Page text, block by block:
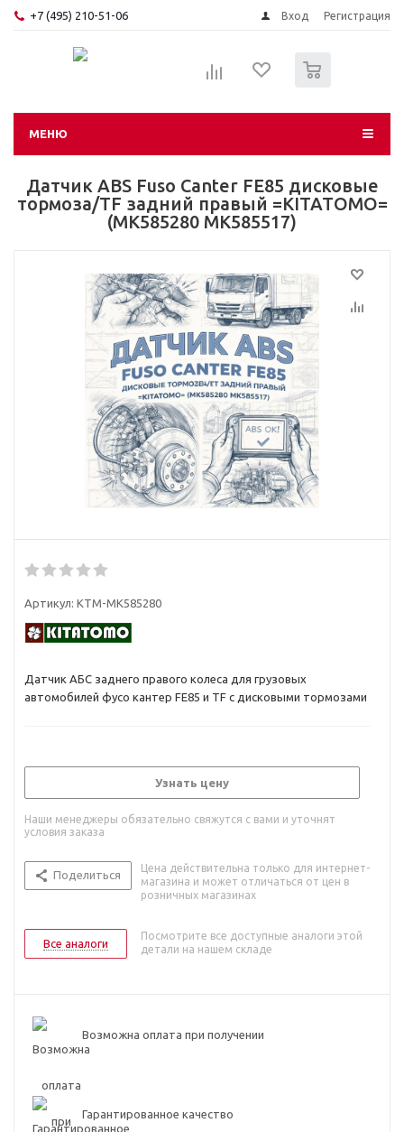
+7 (495) 210-51-06 Вход Регистрация
МЕНЮ
Датчик ABS Fuso Canter FE85 дисковые
тормоза/TF задний правый =KITATOMO=
(MK585280 MK585517)
Артикул: KTM-MK585280
Датчик АБС заднего правого колеса для грузовых
автомобилей фусо кантер FE85 и TF с дисковыми тормозами
Узнать цену
Наши менеджеры обязательно свяжутся с вами и уточнят
условия заказа
Поделиться
Цена действительна только для интернет-
магазина и может отличаться от цен в
розничных магазинах
Все аналоги
Посмотрите все доступные аналоги этой
детали на нашем складе
Возможна оплата при получении
Гарантированное качество